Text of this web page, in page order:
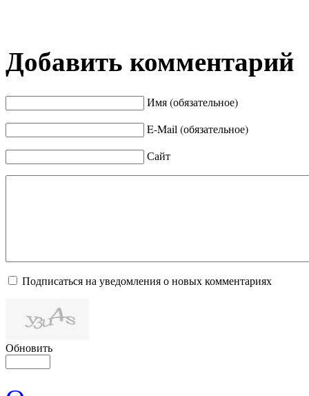
Добавить комментарий
Имя (обязательное)
E-Mail (обязательное)
Сайт
Подписаться на уведомления о новых комментариях
Обновить